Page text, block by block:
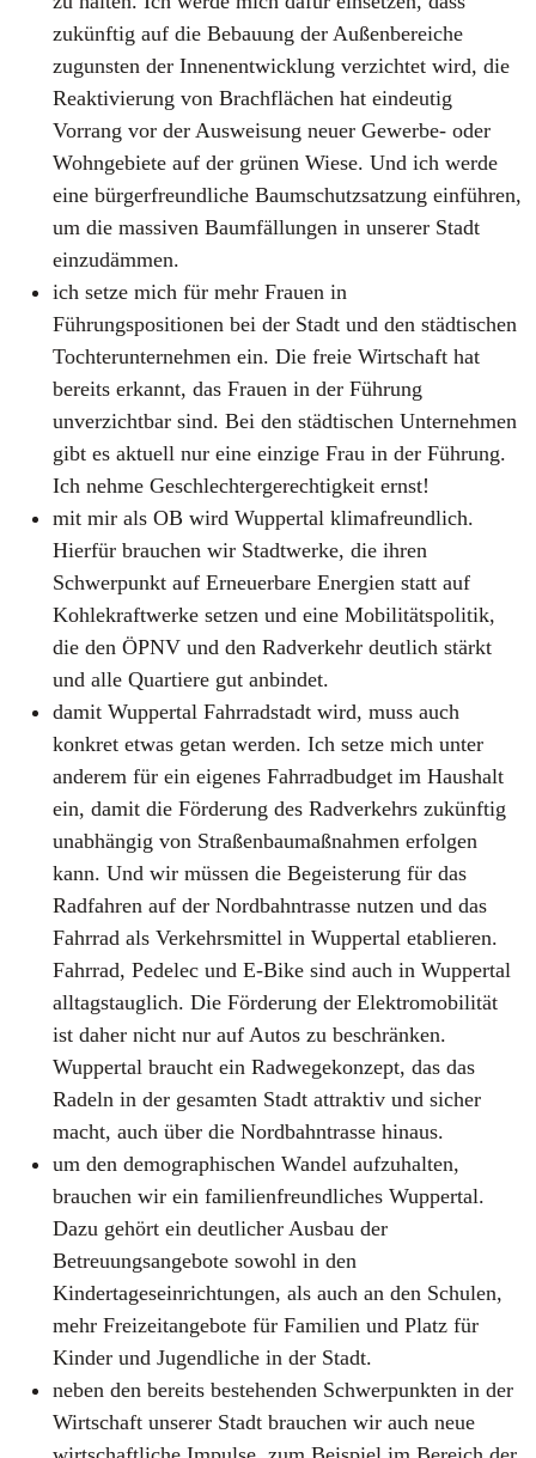
zukünftig auf die Bebauung der Außenbereiche
zugunsten der Innenentwicklung verzichtet wird, die
Reaktivierung von Brachflächen hat eindeutig
Vorrang vor der Ausweisung neuer Gewerbe- oder
Wohngebiete auf der grünen Wiese. Und ich werde
eine bürgerfreundliche Baumschutzsatzung einführen,
um die massiven Baumfällungen in unserer Stadt
einzudämmen.
ich setze mich für mehr Frauen in
Führungspositionen bei der Stadt und den städtischen
Tochterunternehmen ein. Die freie Wirtschaft hat
bereits erkannt, das Frauen in der Führung
unverzichtbar sind. Bei den städtischen Unternehmen
gibt es aktuell nur eine einzige Frau in der Führung.
Ich nehme Geschlechtergerechtigkeit ernst!
mit mir als OB wird Wuppertal klimafreundlich.
Hierfür brauchen wir Stadtwerke, die ihren
Schwerpunkt auf Erneuerbare Energien statt auf
Kohlekraftwerke setzen und eine Mobilitätspolitik,
die den ÖPNV und den Radverkehr deutlich stärkt
und alle Quartiere gut anbindet.
damit Wuppertal Fahrradstadt wird, muss auch
konkret etwas getan werden. Ich setze mich unter
anderem für ein eigenes Fahrradbudget im Haushalt
ein, damit die Förderung des Radverkehrs zukünftig
unabhängig von Straßenbaumaßnahmen erfolgen
kann. Und wir müssen die Begeisterung für das
Radfahren auf der Nordbahntrasse nutzen und das
Fahrrad als Verkehrsmittel in Wuppertal etablieren.
Fahrrad, Pedelec und E-Bike sind auch in Wuppertal
alltagstauglich. Die Förderung der Elektromobilität
ist daher nicht nur auf Autos zu beschränken.
Wuppertal braucht ein Radwegekonzept, das das
Radeln in der gesamten Stadt attraktiv und sicher
macht, auch über die Nordbahntrasse hinaus.
um den demographischen Wandel aufzuhalten,
brauchen wir ein familienfreundliches Wuppertal.
Dazu gehört ein deutlicher Ausbau der
Betreuungsangebote sowohl in den
Kindertageseinrichtungen, als auch an den Schulen,
mehr Freizeitangebote für Familien und Platz für
Kinder und Jugendliche in der Stadt.
neben den bereits bestehenden Schwerpunkten in der
Wirtschaft unserer Stadt brauchen wir auch neue